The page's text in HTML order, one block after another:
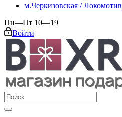
м.Черкизовская / Локомотив
Пн—Пт 10—19
Войти